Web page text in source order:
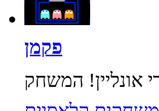
פקמן